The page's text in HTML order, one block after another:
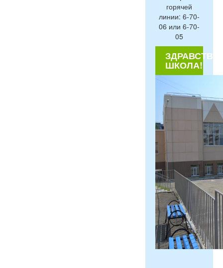
горячей
линии: 6-70-
06 или 6-70-
05
ШКОЛА!